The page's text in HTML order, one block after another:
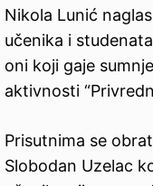
Nikola Lunić
učenika i
oni koji gaje
aktivnosti
Prisutnima se
Slobodan Uzelac